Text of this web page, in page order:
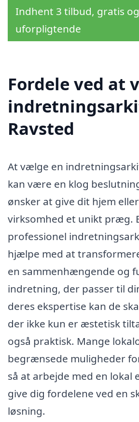
Indhent 3 tilbud, gratis og
uforpligtende
Fordele ved at
Ravsted
At vælge en
kan være en klog
ønsker at give dit hjem
virksomhed et unikt præg.
professionel
hjælpe med at
en sammenhængende og
indretning, der passer til
deres ekspertise kan de
der ikke kun er æstetisk
også praktisk. Mange
begrænsede muligheder
så at arbejde med en lokal
give dig fordelene ved en
løsning.